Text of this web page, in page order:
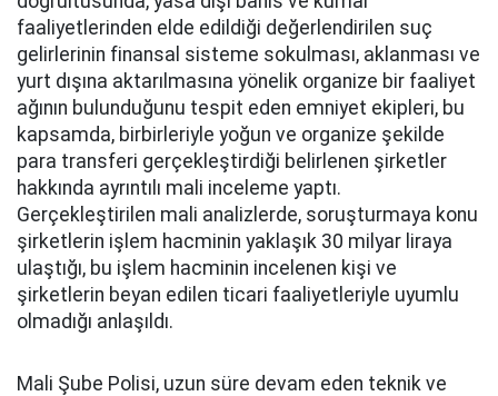
faaliyetlerinden elde edildiği değerlendirilen suç
gelirlerinin finansal sisteme sokulması, aklanması ve
yurt dışına aktarılmasına yönelik organize bir faaliyet
ağının bulunduğunu tespit eden emniyet ekipleri, bu
kapsamda, birbirleriyle yoğun ve organize şekilde
para transferi gerçekleştirdiği belirlenen şirketler
hakkında ayrıntılı mali inceleme yaptı.
Gerçekleştirilen mali analizlerde, soruşturmaya konu
şirketlerin işlem hacminin yaklaşık 30 milyar liraya
ulaştığı, bu işlem hacminin incelenen kişi ve
şirketlerin beyan edilen ticari faaliyetleriyle uyumlu
olmadığı anlaşıldı.
Mali Şube Polisi, uzun süre devam eden teknik ve